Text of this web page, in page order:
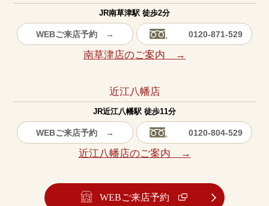
JR南草津駅 徒歩2分
WEBご来店予約 → 0120-871-529
南草津店のご案内 →
近江八幡店
JR近江八幡駅 徒歩11分
WEBご来店予約 → 0120-804-529
近江八幡店のご案内 →
WEBご来店予約